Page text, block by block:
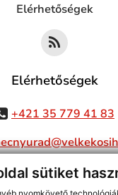
sütiket
Elérhetőségek
Elérhetőségek
+421 35 779 41 83